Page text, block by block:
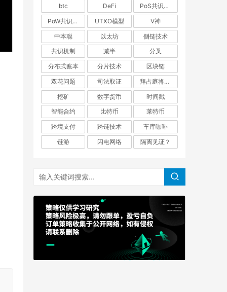
btc DeFi
PoS共识机制
PoW共识机制
UTXO模型
V神
中本聪
以太坊
侧链技术
共识机制
减半
分叉
分布式账本
分片技术
区块链
双花问题
司法取证
拜占庭将军问题
挖矿
数字货币
时间戳
智能合约
比特币
莱特币
跨境支付
跨链技术
车库咖啡
链游
闪电网络 隔离见证？